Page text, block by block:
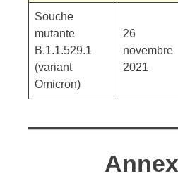
Souche
mutante
B.1.1.529.1
(variant
Omicron)
26
novembre
2021